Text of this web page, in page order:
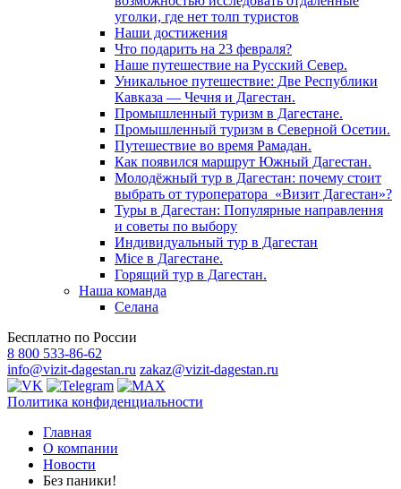
уголки, где нет толп туристов
Наши достижения
Что подарить на 23 февраля?
Наше путешествие на Русский Север.
Уникальное путешествие: Две Республики
Кавказа — Чечня и Дагестан.
Промышленный туризм в Дагестане.
Промышленный туризм в Северной Осетии.
Путешествие во время Рамадан.
Как появился маршрут Южный Дагестан.
Молодёжный тур в Дагестан: почему стоит
выбрать от туроператора «Визит Дагестан»?
Туры в Дагестан: Популярные направлення
и советы по выбору
Индивидуальный тур в Дагестан
Mice в Дагестане.
Горящий тур в Дагестан.
Наша команда
Селана
Бесплатно по России
8 800 533-86-62
info@vizit-dagestan.ru zakaz@vizit-dagestan.ru
Политика конфиденциальности
Главная
О компании
Новости
Без паники!